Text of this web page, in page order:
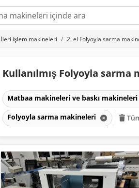
İleri işlem makineleri 2. el Folyoyla sarma
Kullanılmış Folyoyla sarma
Matbaa makineleri ve baskı makineleri
Folyoyla sarma makineleri